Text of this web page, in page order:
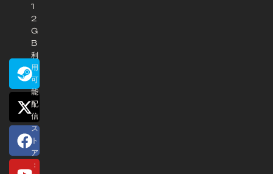
1
2
G
B
利
用
可
能
配
信
ス
ト
ア
：